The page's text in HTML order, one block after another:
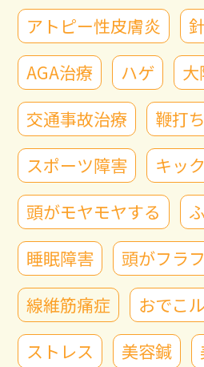
アトピー性皮膚炎
AGA治療
ハゲ
大
交通事故治療
鞭打ち
スポーツ障害
キッ
頭がモヤモヤする
睡眠障害
頭がフラ
線維筋痛症
おでこ
ストレス
美容鍼